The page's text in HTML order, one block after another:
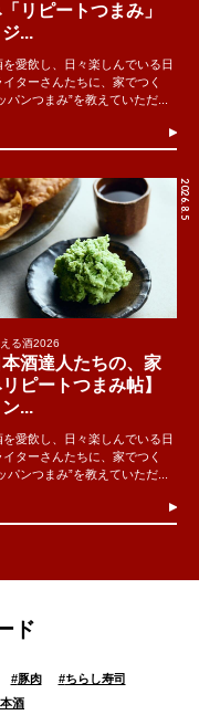
リピートつまみ」
...
を愛飲し、日々楽しんでいる日
イターさんたちに、家でつく
パンつまみ”を教えていただ...
2026.8.5
る酒2026
本酒達人たちの、家
ピートつまみ帖】
...
を愛飲し、日々楽しんでいる日
イターさんたちに、家でつく
パンつまみ”を教えていただ...
ド
#豚肉 #ちらし寿司
酒